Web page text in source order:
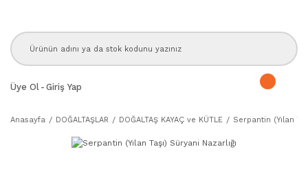
Üye Ol - Giriş Yap
Anasayfa DOĞALTAŞLAR DOĞALTAŞ KAYAÇ ve KÜTLE Serpantin (Yılan